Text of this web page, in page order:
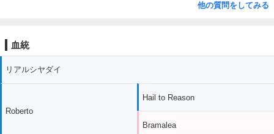
他の質問をしてみる
血統
リアルシヤダイ
Roberto
Hail to Reason
Bramalea